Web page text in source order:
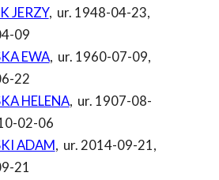
JERZY, ur. 1948-04-23,
09
EWA, ur. 1960-07-09,
22
HELENA, ur. 1907-08-
02-06
ADAM, ur. 2014-09-21,
21